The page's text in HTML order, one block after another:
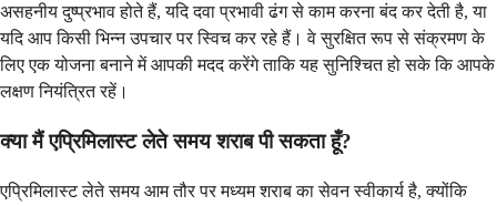
असहनीय दुष्प्रभाव होते हैं, यदि दवा प्रभावी ढंग से काम करना बंद कर देती है, या
यदि आप किसी भिन्न उपचार पर स्विच कर रहे हैं। वे सुरक्षित रूप से संक्रमण के
लिए एक योजना बनाने में आपकी मदद करेंगे ताकि यह सुनिश्चित हो सके कि आपके
लक्षण नियंत्रित रहें।
क्या मैं एप्रिमिलास्ट लेते समय शराब पी सकता हूँ?
एप्रिमिलास्ट लेते समय आम तौर पर मध्यम शराब का सेवन स्वीकार्य है, क्योंकि